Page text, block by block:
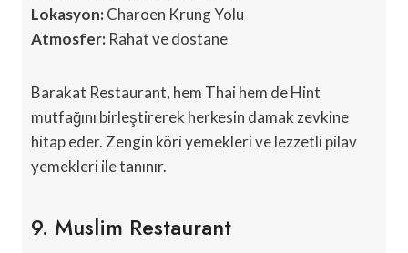
Lokasyon:Charoen Krung Yolu
Atmosfer: Rahat ve dostane
Barakat Restaurant, hem Thai hem de Hint
mutfağını birleştirerek herkesin damak zevkine
hitap eder. Zengin köri yemekleri ve lezzetli pilav
yemekleri ile tanınır.
9. Muslim Restaurant